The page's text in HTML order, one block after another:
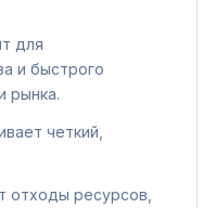
для
и быстрого
рынка.
четкий,
отходы ресурсов,